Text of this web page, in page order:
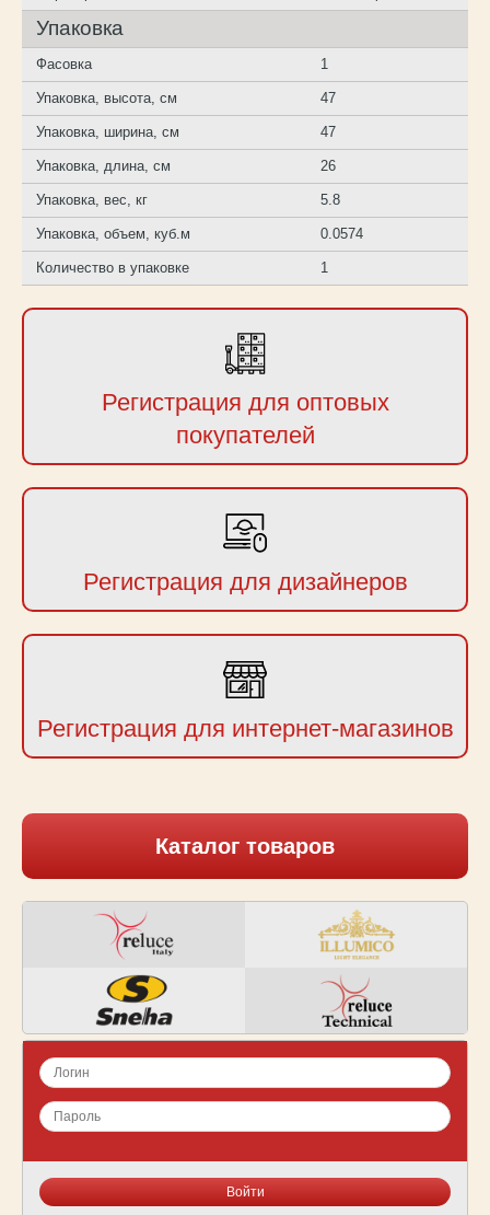
Упаковка
Фасовка 1
Упаковка, высота, см 47
Упаковка, ширина, см 47
Упаковка, длина, см 26
Упаковка, вес, кг 5.8
Упаковка, объем, куб.м 0.0574
Количество в упаковке 1
Регистрация для оптовых
покупателей
Регистрация для дизайнеров
Регистрация для интернет-магазинов
Каталог товаров